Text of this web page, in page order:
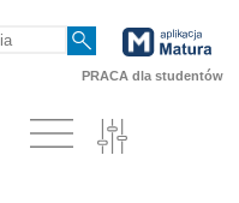
PRACA dla studentów